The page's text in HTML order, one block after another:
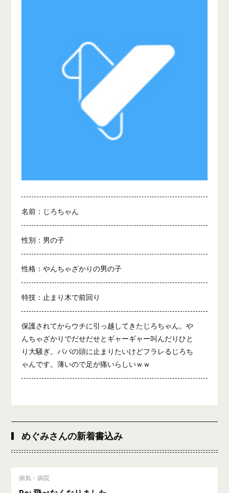
名前：じろちゃん
性別：男の子
性格：やんちゃざかりの男の子
特技：止まり木で前回り
保護されてからウチに引っ越してきたじろちゃん。や
んちゃざかりでだせだせとギャーギャー叫んだりひと
り大騒ぎ。パパの頭に止まりたいけどフラレるじろち
ゃんです。薄いので足が痛いらしいｗｗ
めぐみさんの新着書込み
病気・病院